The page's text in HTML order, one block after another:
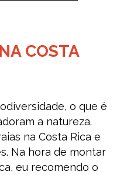
COSTA
o que é
a natureza.
na Costa Rica e
Na hora de montar
eu recomendo o